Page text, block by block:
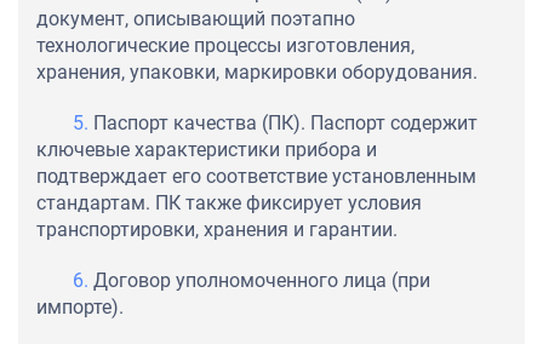
документ, описывающий поэтапно
технологические процессы изготовления,
хранения, упаковки, маркировки оборудования.
Паспорт качества (ПК). Паспорт содержит
ключевые характеристики прибора и
подтверждает его соответствие установленным
стандартам. ПК также фиксирует условия
транспортировки, хранения и гарантии.
Договор уполномоченного лица (при
импорте).